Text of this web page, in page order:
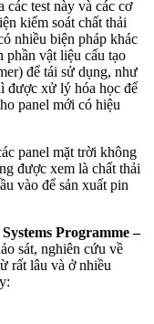
các test này và các cơ
kiểm soát chất thải
nhiều biện pháp khác
phần vật liệu cấu tạo
để tái sử dụng, như
được xử lý hóa học để
panel mới có hiệu
panel mặt trời không
được xem là chất thải
vào để sản xuất pin
Programme –
sát, nghiên cứu về
rất lâu và ở nhiều